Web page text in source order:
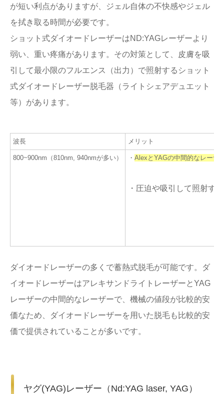
が短い利点がありますが、ジェル自体の不快感やジェル
を拭き取る時間が必要です。
ショット式ダイオードレーザーはND:YAGレーザーより
弱い、重い疼痛があります。その対策として、皮膚を吸
引して最小限のフルエンス（出力）で照射するショット
式ダイオードレーザー脱毛器（ライトシェアデュエット
等）があります。
波長 メリット
800~900nm（810nm, 940nmが多い） ・ AlexとYAGの中間的なレーザ
・圧迫や吸引して照射す
ダイオードレーザーの多くで蓄熱式脱毛が可能です。ダ
イオードレーザーはアレキサンドライトレーザーとYAG
レーザーの中間的なレーザーで、機械の値段が比較的安
価なため、ダイオードレーザーを用いた脱毛も比較的安
価で提供されていることが多いです。
ヤグ(YAG)レーザー（Nd:YAG laser, YAG）